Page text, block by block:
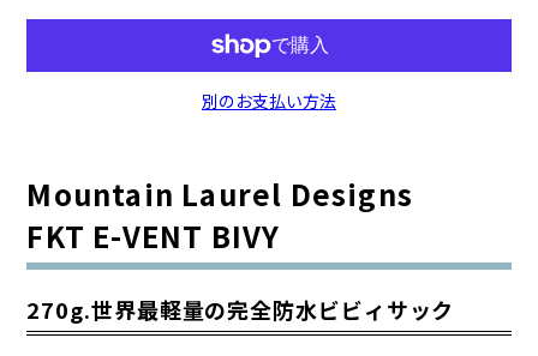
別のお支払い方法
Mountain Laurel Designs
FKT E-VENT BIVY
270g.世界最軽量の完全防水ビビィサック